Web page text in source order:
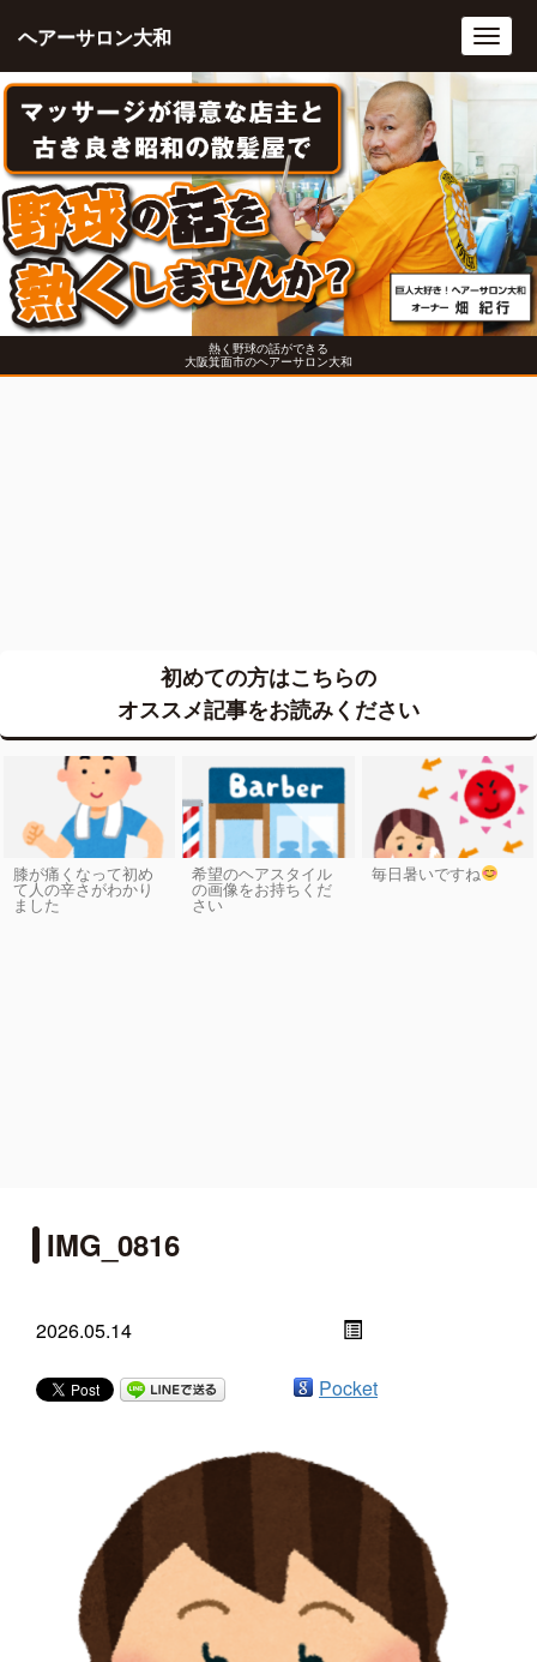
熱く野球の話ができる
大阪箕面市のヘアーサロン大和
ヘアーサロン大和
初めての方はこちらの
オススメ記事をお読みください
膝が痛くなって初め
て人の辛さがわかり
ました
希望のヘアスタイル
の画像をお持ちくだ
さい
毎日暑いですね
IMG_0816
2026.05.14
Pocket